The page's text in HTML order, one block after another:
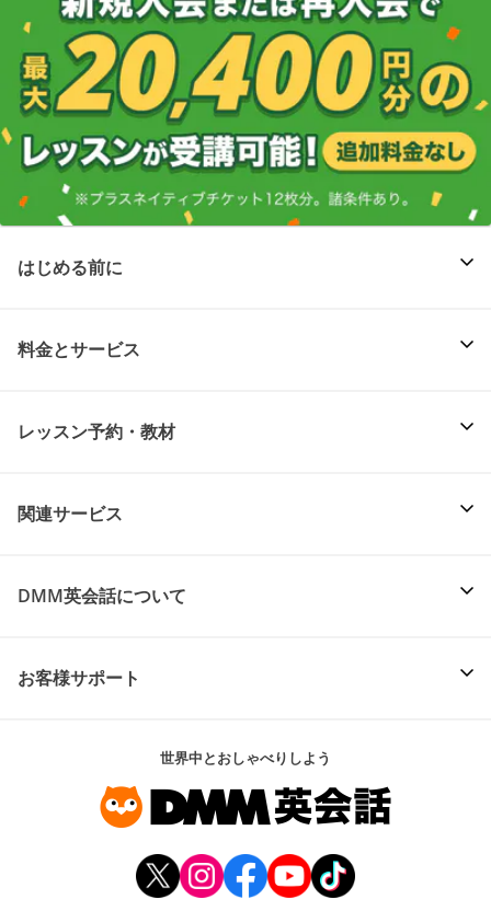
はじめる前に
料金とサービス
レッスン予約・教材
関連サービス
DMM英会話について
お客様サポート
世界中とおしゃべりしよう